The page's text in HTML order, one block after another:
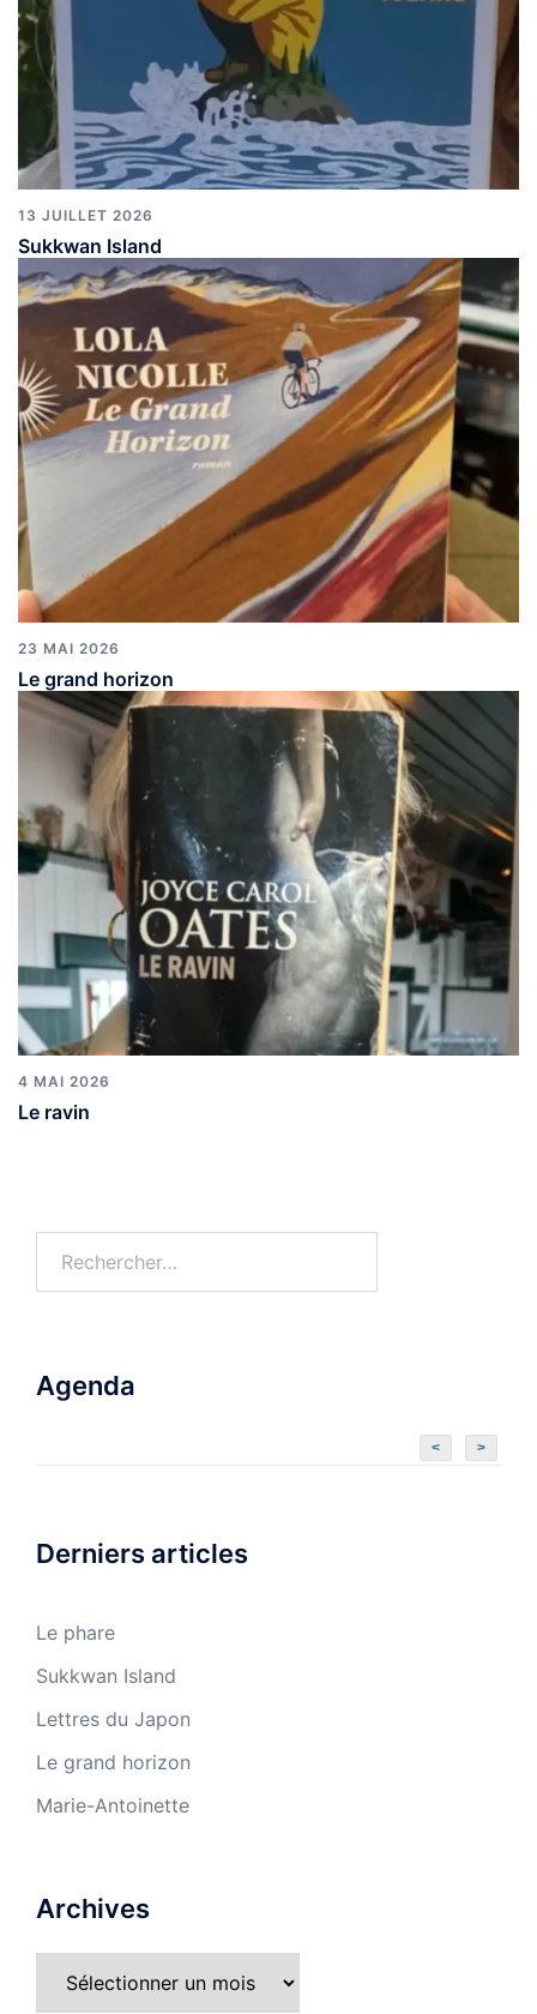
13 JUILLET 2026
Sukkwan Island
23 MAI 2026
Le grand horizon
4 MAI 2026
Le ravin
Agenda
< >
Derniers articles
Le phare
Sukkwan Island
Lettres du Japon
Le grand horizon
Marie-Antoinette
Archives